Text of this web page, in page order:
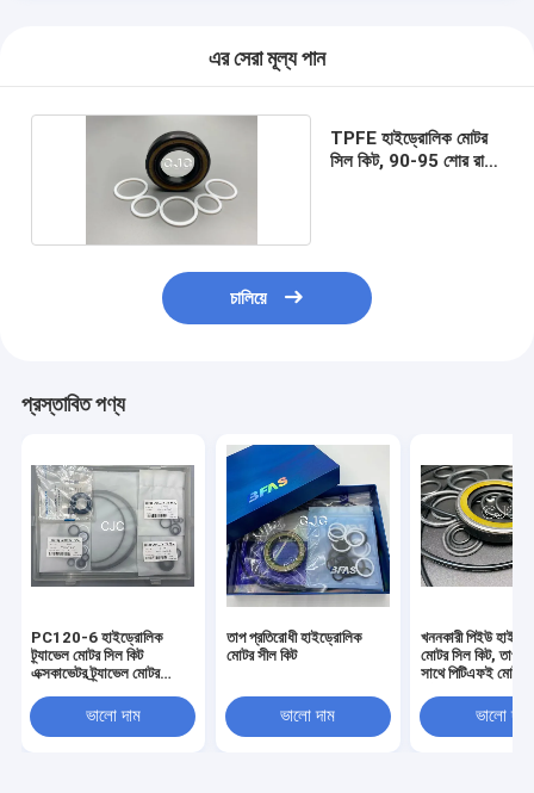
এর সেরা মূল্য পান
TPFE হাইড্রোলিক মোটর
সিল কিট, 90-95 শোর রাবার
চালিয়ে
প্রস্তাবিত পণ্য
PC120-6 হাইড্রোলিক
ট্র্যাভেল মোটর সিল কিট
এক্সকাভেটর ট্র্যাভেল মোটর
ভালো দাম
তাপ প্রতিরোধী হাইড্রোলিক
মোটর সীল কিট
ভালো দাম
খননকারী পিইউ
মোটর সিল কিট, তাপ
সাথে পিটিএফই মোটর
ভালো দাম